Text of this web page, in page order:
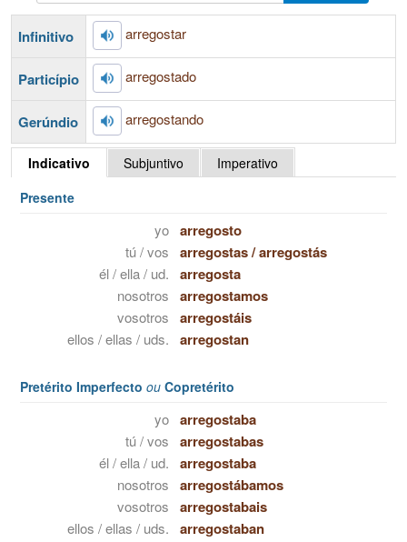
Infinitivo arregostar
Particípio arregostado
Gerúndio arregostando
Indicativo Subjuntivo
Imperativo
Presente
yo arregosto
tú / vos arregostas/arregostás
él / ella / ud. arregosta
nosotros arregostamos
vosotros arregostáis
ellos / ellas / uds. arregostan
Pretérito Imperfecto ou Copretérito
yo arregostaba
tú / vos arregostabas
él / ella / ud. arregostaba
nosotros arregostábamos
vosotros arregostabais
ellos / ellas / uds. arregostaban